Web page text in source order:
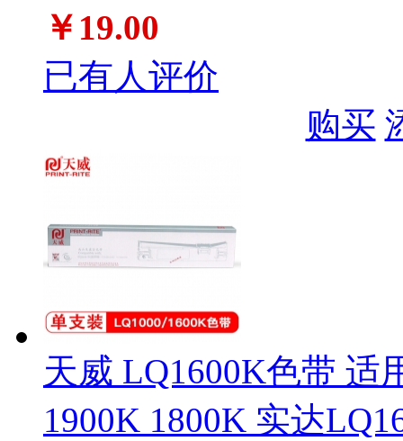
￥19.00
已有人评价
购买
天威 LQ1600K色带 适
1900K 1800K 实达